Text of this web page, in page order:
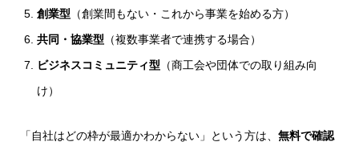
創業型 （創業間もない・これから事業を始める方）
共同・協業型 （複数事業者で連携する場合）
ビジネスコミュニティ型 （商工会や団体での取り組み向
け）
「自社はどの枠が最適かわからない」という方は、 無料で確認